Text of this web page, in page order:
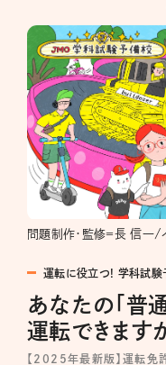
問題制作・監修＝長 信一/
運転に役立つ! 学科試験
あなたの「普
運転できます
【2025年最新版】運転免